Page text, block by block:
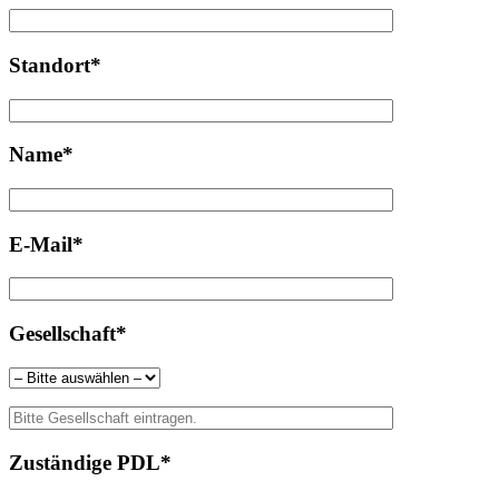
Standort*
Name*
E-Mail*
Gesellschaft*
Zuständige PDL*